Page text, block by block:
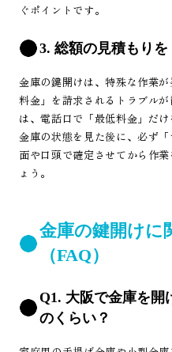
ぐポイントです。
3. 総額の見積もり
金庫の鍵開けは、特殊な作業
料金」を請求されるトラブル
は、電話口で「最低料金」だ
金庫の状態を見た後に、必ず
面や口頭で確定させてから作
ょう。
金庫の鍵開けに
（FAQ）
Q1. 大阪で金庫を開
のくらい？